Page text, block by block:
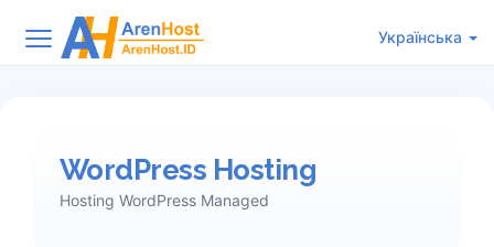
Українська
WordPress Hosting
Hosting WordPress Managed